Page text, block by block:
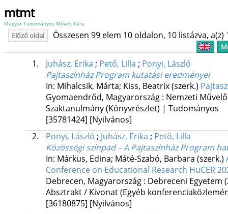
mtmt
Magyar Tudományos Művek Tára
Előző oldal Összesen 99 elem 10 oldalon, 10 listázva,
1. Juhász, Erika ; Pető, Lilla ; Ponyi, László
Pajtaszínház Program kutatási eredményei
In: Mihalcsik, Márta; Kiss, Beatrix (szerk.)
Gyomaendrőd, Magyarország : Nemzeti
Szaktanulmány (Könyvrészlet) | Tudományos
[35781424] [Nyilvános]
2.
Ponyi, László ; Juhász, Erika ; Pető, Lilla
Közösségi színpad – A Pajtaszínház Program
In: Márkus, Edina; Máté-Szabó, Barbara (szerk.)
Conference on Educational Research HuCER
Debrecen, Magyarország : Debreceni Egyetem
Absztrakt / Kivonat (Egyéb
[36180875] [Nyilvános]